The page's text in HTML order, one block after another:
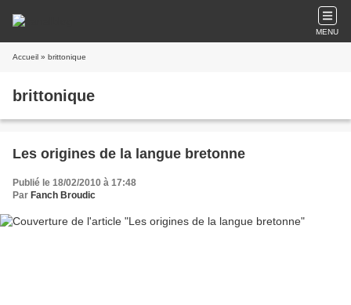
MENU
Accueil » brittonique
brittonique
Les origines de la langue bretonne
Publié le 18/02/2010 à 17:48
Par Fanch Broudic